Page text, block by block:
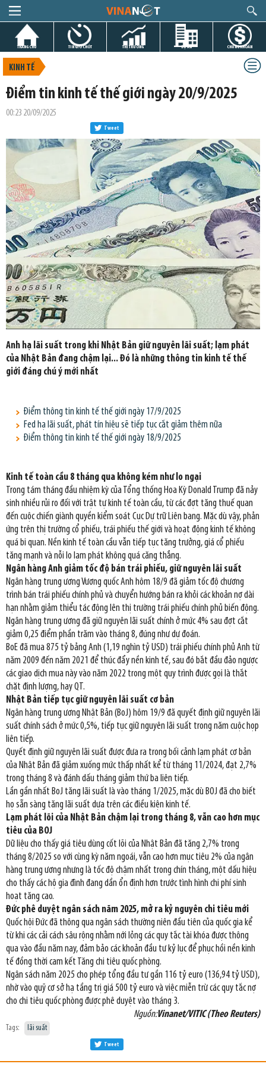
TRANG CHỦ TIN GIỜ CHÓT THỊ TRƯỜNG DỰ ÁN CHỨNG KHOÁN
KINH TẾ
Điểm tin kinh tế thế giới ngày 20/9/2025
00:23 20/09/2025
Tweet
Anh hạ lãi suất trong khi Nhật Bản giữ nguyên lãi suất; lạm phát
của Nhật Bản đang chậm lại... Đó là những thông tin kinh tế thế
giới đáng chú ý mới nhất
Điểm thông tin kinh tế thế giới ngày 17/9/2025
Fed hạ lãi suất, phát tín hiệu sẽ tiếp tục cắt giảm thêm nữa
Điểm thông tin kinh tế thế giới ngày 18/9/2025
Kinh tế toàn cầu 8 tháng qua không kém như lo ngại
Trong tám tháng đầu nhiệm kỳ của Tổng thống Hoa Kỳ Donald Trump đã nảy
sinh nhiều rủi ro đối với trật tự kinh tế toàn cầu, từ các đợt tăng thuế quan
đến cuộc chiến giành quyền kiểm soát Cục Dự trữ Liên bang. Mặc dù vậy, phản
ứng trên thị trường cổ phiếu, trái phiếu thế giới và hoạt động kinh tế không
quá bi quan. Nền kinh tế toàn cầu vẫn tiếp tục tăng trưởng, giá cổ phiếu
tăng mạnh và nỗi lo lạm phát không quá căng thẳng.
Ngân hàng Anh giảm tốc độ bán trái phiếu, giữ nguyên lãi suất
Ngân hàng trung ương Vương quốc Anh hôm 18/9 đã giảm tốc độ chương
trình bán trái phiếu chính phủ và chuyển hướng bán ra khỏi các khoản nợ dài
hạn nhằm giảm thiểu tác động lên thị trường trái phiếu chính phủ biến động.
Ngân hàng trung ương đã giữ nguyên lãi suất chính ở mức 4% sau đợt cắt
giảm 0,25 điểm phần trăm vào tháng 8, đúng như dự đoán.
BoE đã mua 875 tỷ bảng Anh (1,19 nghìn tỷ USD) trái phiếu chính phủ Anh từ
năm 2009 đến năm 2021 để thúc đẩy nền kinh tế, sau đó bắt đầu đảo ngược
các giao dịch mua này vào năm 2022 trong một quy trình được gọi là thắt
chặt định lượng, hay QT.
Nhật Bản tiếp tục giữ nguyên lãi suất cơ bản
Ngân hàng trung ương Nhật Bản (BoJ) hôm 19/9 đã quyết định giữ nguyên lãi
suất chính sách ở mức 0,5%, tiếp tục giữ nguyên lãi suất trong năm cuộc họp
liên tiếp.
Quyết định giữ nguyên lãi suất được đưa ra trong bối cảnh lạm phát cơ bản
của Nhật Bản đã giảm xuống mức thấp nhất kể từ tháng 11/2024, đạt 2,7%
trong tháng 8 và đánh dấu tháng giảm thứ ba liên tiếp.
Lần gần nhất BoJ tăng lãi suất là vào tháng 1/2025, mặc dù BOJ đã cho biết
họ sẵn sàng tăng lãi suất dựa trên các điều kiện kinh tế.
Lạm phát lõi của Nhật Bản chậm lại trong tháng 8, vẫn cao hơn mục
tiêu của BOJ
Dữ liệu cho thấy giá tiêu dùng cốt lõi của Nhật Bản đã tăng 2,7% trong
tháng 8/2025 so với cùng kỳ năm ngoái, vẫn cao hơn mục tiêu 2% của ngân
hàng trung ương nhưng là tốc độ chậm nhất trong chín tháng, một dấu hiệu
cho thấy các hộ gia đình đang dần ổn định hơn trước tình hình chi phí sinh
hoạt tăng cao.
Đức phê duyệt ngân sách năm 2025, mở ra kỷ nguyên chi tiêu mới
Quốc hội Đức đã thông qua ngân sách thường niên đầu tiên của quốc gia kể
từ khi các cải cách sâu rộng nhằm nới lỏng các quy tắc tài khóa được thông
qua vào đầu năm nay, đảm bảo các khoản đầu tư kỷ lục để phục hồi nền kinh
tế đồng thời cam kết Tăng chi tiêu quốc phòng.
Ngân sách năm 2025 cho phép tổng đầu tư gần 116 tỷ euro (136,94 tỷ USD),
nhờ vào quỹ cơ sở hạ tầng trị giá 500 tỷ euro và việc miễn trừ các quy tắc nợ
cho chi tiêu quốc phòng được phê duyệt vào tháng 3.
Nguồn:Vinanet/VITIC (Theo Reuters)
Tags: lãi suất
Tweet